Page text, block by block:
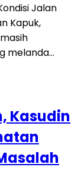
Jalan
Kapuk,
melanda…
Kasudin